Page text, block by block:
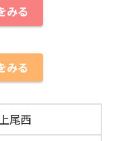
みる
みる
尾西